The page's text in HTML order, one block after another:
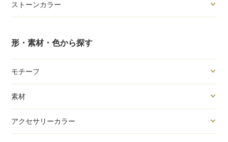
ストーンカラー
形・素材・色から探す
モチーフ
素材
アクセサリーカラー